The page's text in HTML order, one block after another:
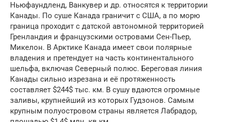
Ньюфаундленд, Ванкувер и др. относятся к территории
Канады. По суше Канада граничит с США, а по морю
граница проходит с датской автономной территорией
Гренландия и французскими островами Сен-Пьер,
Микелон. В Арктике Канада имеет свои полярные
владения и претендует на часть континентального
шельфа, включая Северный полюс. Береговая линия
Канады сильно изрезана и её протяженность
составляет $244$ тыс. км. В сушу вдаются огромные
заливы, крупнейший из которых Гудзонов. Самым
крупным полуостровом страны является Лабрадор,